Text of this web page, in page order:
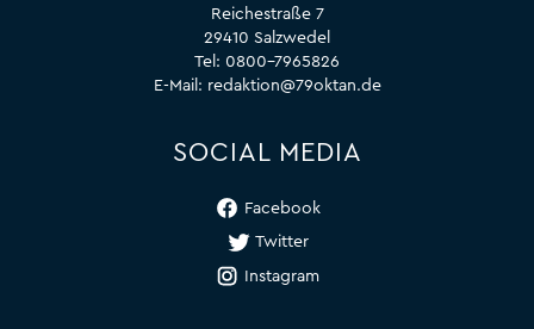
Reichestraße 7
29410 Salzwedel
Tel: 0800-7965826
E-Mail: redaktion@79oktan.de
SOCIAL MEDIA
Facebook
Twitter
Instagram